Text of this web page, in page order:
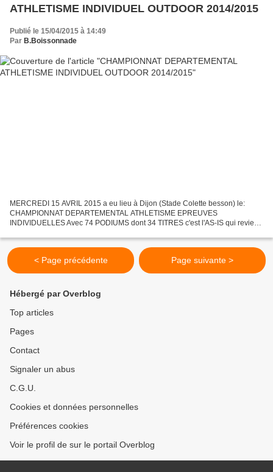
ATHLETISME INDIVIDUEL OUTDOOR 2014/2015
Publié le 15/04/2015 à 14:49
Par B.Boissonnade
MERCREDI 15 AVRIL 2015 a eu lieu à Dijon (Stade Colette besson) le:
CHAMPIONNAT DEPARTEMENTAL ATHLETISME EPREUVES
INDIVIDUELLES Avec 74 PODIUMS dont 34 TITRES c'est l'AS-IS qui revient
< Page précédente Page suivante >
Hébergé par Overblog
Top articles
Pages
Contact
Signaler un abus
C.G.U.
Cookies et données personnelles
Préférences cookies
Voir le profil de sur le portail Overblog